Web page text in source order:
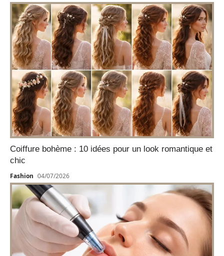
Coiffure bohème : 10 idées pour un look romantique et
chic
Fashion 04/07/2026